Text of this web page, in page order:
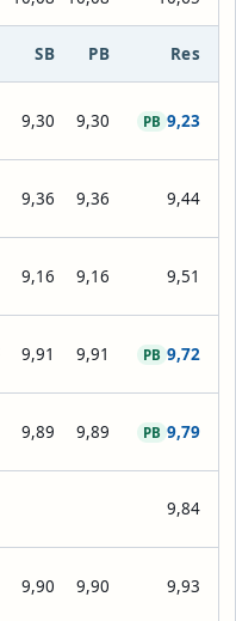
SB PB Res
9,30 9,30 9,23
PB
9,36 9,36 9,44
9,16 9,16 9,51
9,91 9,91 9,72
PB
9,89 9,89 9,79
PB
9,84
9,90 9,90 9,93